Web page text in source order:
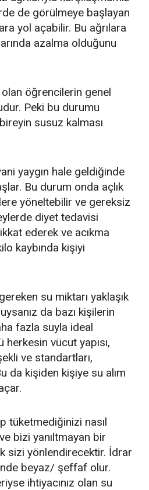
de görülmeye başlayan
yol açabilir. Bu ağrılara
azalma olduğunu
öğrencilerin genel
Peki bu durumu
susuz kalması
hale geldiğinde
Bu durum onda açlık
yöneltebilir ve gereksiz
diyet tedavisi
ederek ve acıkma
kaybında kişiyi
su miktarı yaklaşık
da bazı kişilerin
fazla suyla ideal
herkesin vücut yapısı,
ve standartları,
da kişiden kişiye su alım
tüketmediğinizi nasıl
bizi yanıltmayan bir
sizi yönlendirecektir. İdrar
beyaz/ şeffaf olur.
ihtiyacınız olan su